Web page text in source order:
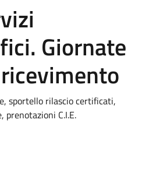
Giornate
sportello rilascio certificati,
prenotazioni C.I.E.